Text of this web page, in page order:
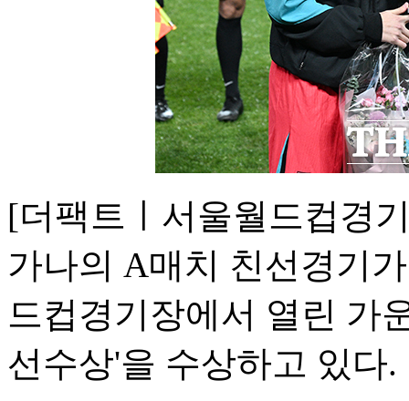
[더팩트ㅣ서울월드컵경
가나의 A매치 친선경기
드컵경기장에서 열린 가
선수상'을 수상하고 있다.